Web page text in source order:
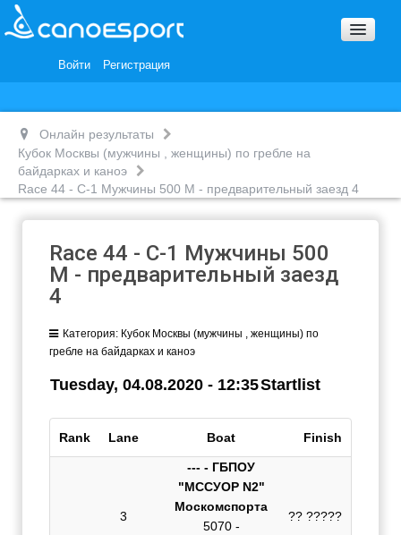
Войти Регистрация
Награды и Благодарности
Онлайн результаты
Кубок Москвы (мужчины , женщины) по гребле на
байдарках и каноэ
Race 44 - С-1 Мужчины 500 М - предварительный заезд 4
Race 44 - С-1 Мужчины 500
М - предварительный заезд
4
Категория: Кубок Москвы (мужчины , женщины) по
гребле на байдарках и каноэ
Tuesday, 04.08.2020 - 12:35Startlist
Rank Lane Boat Finish
3
--- - ГБПОУ
"МССУОР N2"
Москомспорта
5070 -
?? ?????